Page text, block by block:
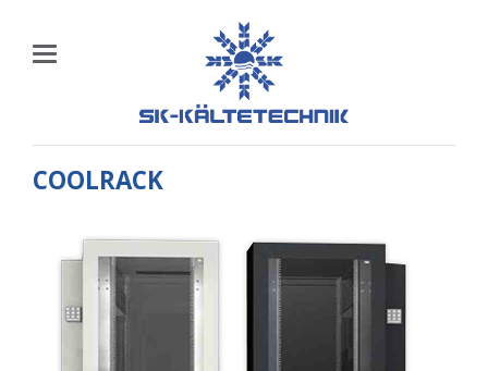
COOLRACK